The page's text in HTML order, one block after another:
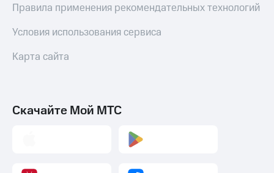
Правила применения рекомендательных технологий
Условия использования сервиса
Карта сайта
Скачайте Мой МТС